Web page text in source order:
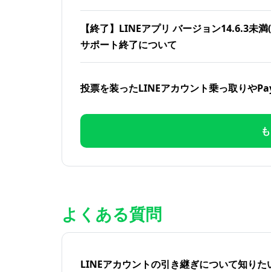
【終了】LINEアプリ バージョン14.6.3
サポート終了について
投票を装ったLINEアカウント乗っ取りや
よくある質問
LINEアカウントの引き継ぎについて知り